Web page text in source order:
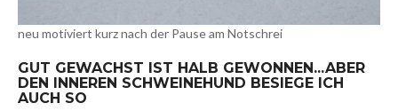
neu motiviert kurz nach der Pause am Notschrei
GUT GEWACHST IST HALB GEWONNEN...ABER
DEN INNEREN SCHWEINEHUND BESIEGE ICH
AUCH SO